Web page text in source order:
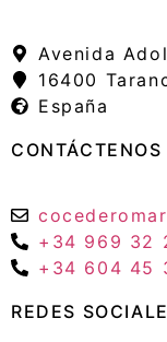
Avenida
16400
España
CONTÁCTENOS
+34 969 32
+34 604 45
REDES